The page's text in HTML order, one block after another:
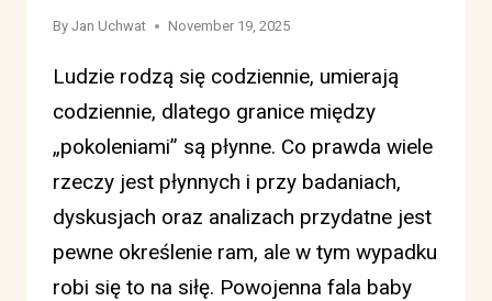
By Jan Uchwat November 19, 2025
Ludzie rodzą się codziennie, umierają
codziennie, dlatego granice między
„pokoleniami” są płynne. Co prawda wiele
rzeczy jest płynnych i przy badaniach,
dyskusjach oraz analizach przydatne jest
pewne określenie ram, ale w tym wypadku
robi się to na siłę. Powojenna fala baby